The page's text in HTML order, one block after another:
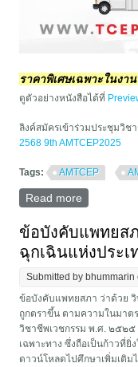
ราคาพิเศษเฉพาะในงา
ดูตัวอย่างหนังสือได้ที่
ลิงค์สมัครเข้าร่วมประชุมวิช
2568 9th AMTCEP2025
Tags: AMTCEP
Read more
ข้อบังคับแพทยส
ฉุกเฉินแห่งประ
Submitted by bhummarin
ข้อบังคับแพทยสภา ว่าด้วย
ถูกตราขึ้น ตามความในมา
วิชาชีพเวชกรรม พ.ศ. ๒๕๒๕
เฉพาะทาง ซึ่งถือเป็นก้าวที่
ดาวน์โหลดไปศึกษาเพิ่มเติม